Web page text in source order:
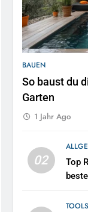
6
7
BAUEN
So baust du
Garten
1 Jahr Ago
02
Top
TOOLS